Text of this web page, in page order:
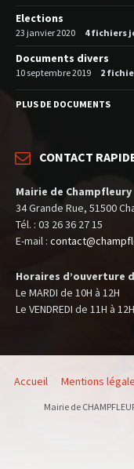
Elections
23 janvier 2020 4 fichiers
Documents divers
10 septembre 2019 2
PLUS DE DOCUMENTS
CONTACT
Mairie de Champfleury
34 Grande Rue, 51500
Tél. : 03 26 36 27 15
E-mail :
Horaires d’ouverture
Le MARDI de 10H à 12H
Le VENDREDI de 11H à
Accueil Mentions
Mairie de